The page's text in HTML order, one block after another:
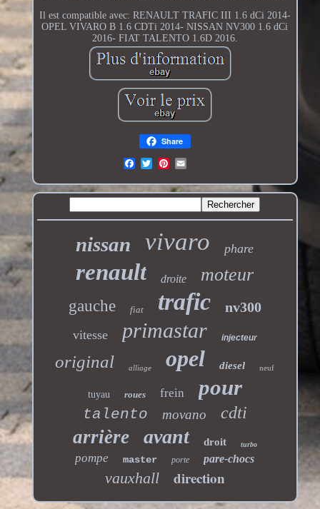
Il est compatible avec: RENAULT TRAFIC III 1.6 dCi 2014-
OPEL VIVARO B 1.6 CDTi 2014- NISSAN NV300 1.6 dCi
2016- FIAT TALENTO 1.6D 2016.
Share
nissan vivaro phare
renault droite moteur
gauche fiat trafic nv300
vitesse primastar injecteur
original alliage opel diesel neuf
tuyau roues frein pour
talento movano cdti
arrière avant droit turbo
pompe master porte pare-chocs
vauxhall direction